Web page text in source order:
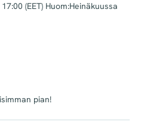
(EET) Huom:Heinäkuussa
pian!